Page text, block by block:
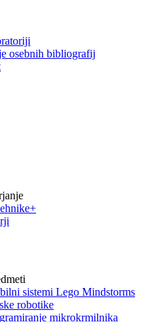
osebnih bibliografij
sistemi Lego Mindstorms
robotike
mikrokrmilnika